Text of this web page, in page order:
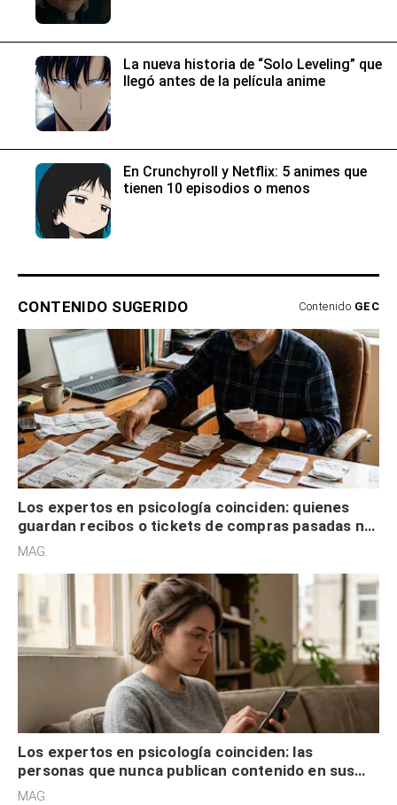
La nueva historia de “Solo Leveling” que
llegó antes de la película anime
En Crunchyroll y Netflix: 5 animes que
tienen 10 episodios o menos
CONTENIDO SUGERIDO Contenido GEC
Los expertos en psicología coinciden: quienes
guardan recibos o tickets de compras pasadas no
son acumuladores, sino que tienen necesidad de
MAG.
Los expertos en psicología coinciden: las
personas que nunca publican contenido en sus
redes sociales no pretenden buscar validación
MAG.